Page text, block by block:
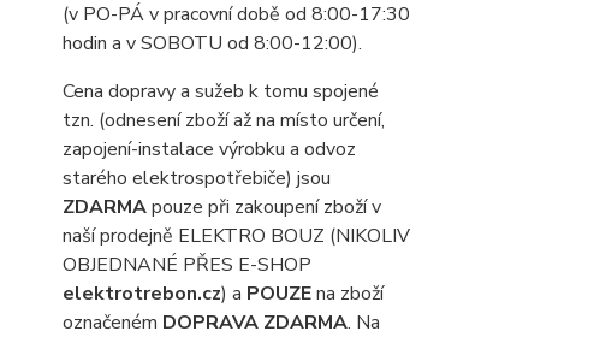
(v PO-PÁ v pracovní době od 8:00-17:30
hodin a v SOBOTU od 8:00-12:00).
Cena dopravy a sužeb k tomu spojené
tzn. (odnesení zboží až na místo určení,
zapojení-instalace výrobku a odvoz
starého elektrospotřebiče) jsou
ZDARMApouze při zakoupení zboží v
naší prodejně ELEKTRO BOUZ (NIKOLIV
OBJEDNANÉ PŘES E-SHOP
elektrotrebon.cz) a POUZEna zboží
označeném DOPRAVA ZDARMA. Na